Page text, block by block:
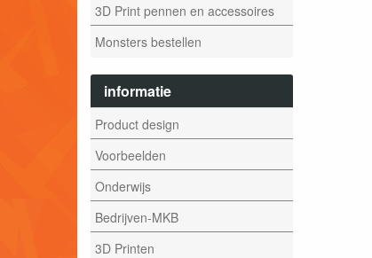
3D Print pennen en accessoires
Monsters bestellen
informatie
Product design
Voorbeelden
Onderwijs
Bedrijven-MKB
3D Printen